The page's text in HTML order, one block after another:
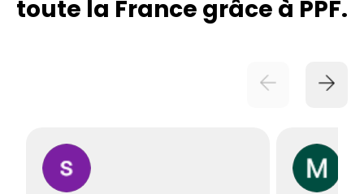
toute la France grâce à PPF.